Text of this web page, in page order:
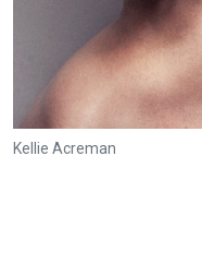
Kellie Acreman